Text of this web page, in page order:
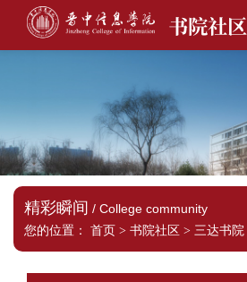
书院社区
精彩瞬间 / College community
您的位置：
首页 > 书院社区 > 三达书院